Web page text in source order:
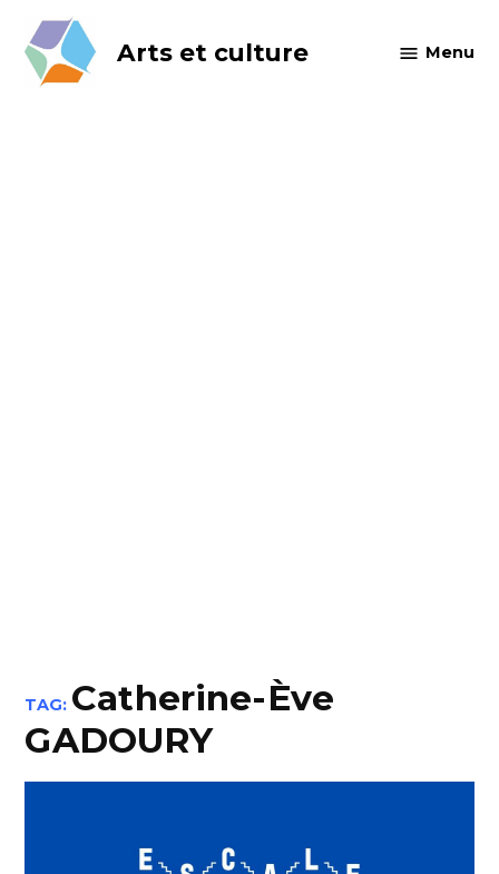
content
Arts et culture Menu
TAG: Catherine-Ève
GADOURY